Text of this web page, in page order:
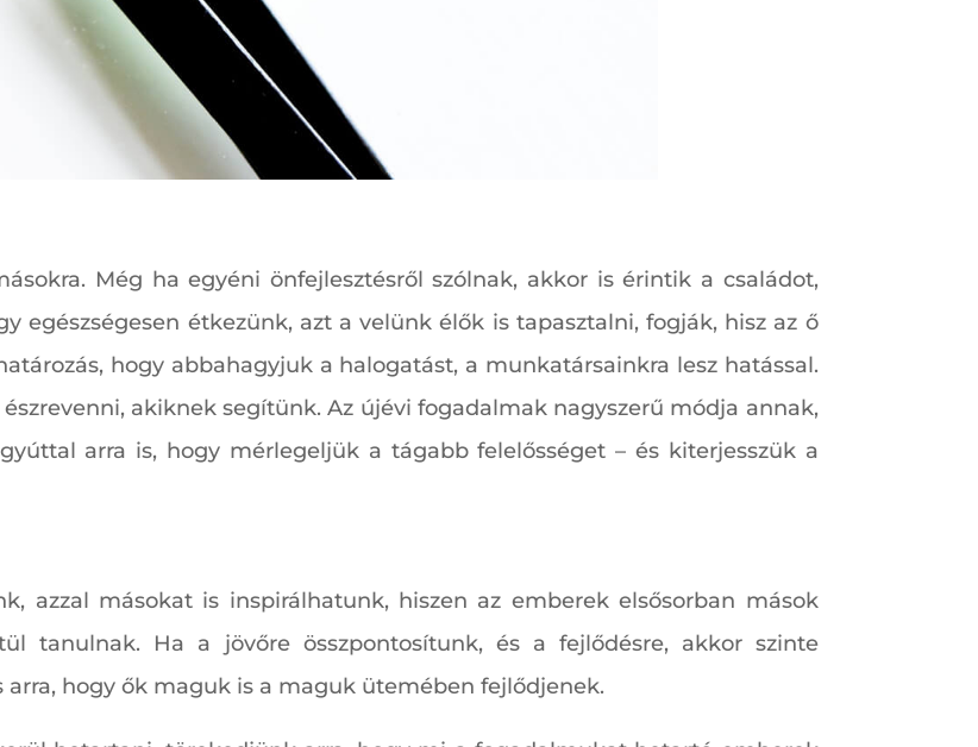
Még ha egyéni önfejlesztésről szólnak, akkor is érintik a családot,
egészségesen étkezünk, azt a velünk élők is tapasztalni, fogják, hisz az ő
hogy abbahagyjuk a halogatást, a munkatársainkra lesz hatással.
akiknek segítünk. Az újévi fogadalmak nagyszerű módja annak,
arra is, hogy mérlegeljük a tágabb felelősséget – és kiterjesszük a
azzal másokat is inspirálhatunk, hiszen az emberek elsősorban mások
tanulnak. Ha a jövőre összpontosítunk, és a fejlődésre, akkor szinte
hogy ők maguk is a maguk ütemében fejlődjenek.